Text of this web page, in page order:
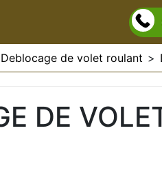
Deblocage de volet roulant >
DE